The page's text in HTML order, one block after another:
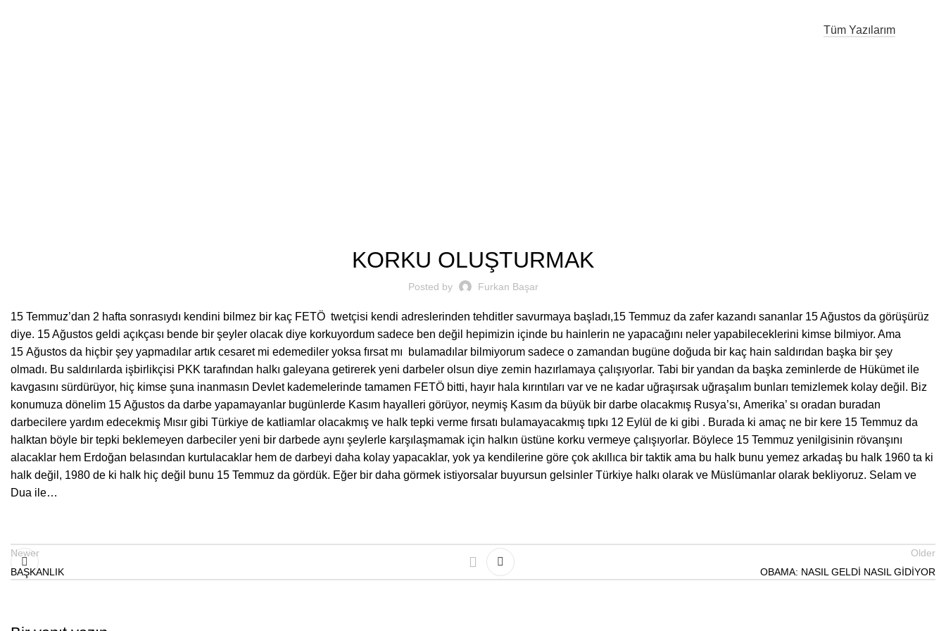
Tüm Yazılarım
KORKU OLUŞTURMAK
Posted by Furkan Başar
15 Temmuz’dan 2 hafta sonrasıydı kendini bilmez bir kaç FETÖ twetçisi kendi adreslerinden tehditler savurmaya başladı,15 Temmuz da zafer kazandı sananlar 15 Ağustos da görüşürüz
diye. 15 Ağustos geldi açıkçası bende bir şeyler olacak diye korkuyordum sadece ben değil hepimizin içinde bu hainlerin ne yapacağını neler yapabileceklerini kimse bilmiyor. Ama
15 Ağustos da hiçbir şey yapmadılar artık cesaret mi edemediler yoksa fırsat mı bulamadılar bilmiyorum sadece o zamandan bugüne doğuda bir kaç hain saldırıdan başka bir şey
olmadı. Bu saldırılarda işbirlikçisi PKK tarafından halkı galeyana getirerek yeni darbeler olsun diye zemin hazırlamaya çalışıyorlar. Tabi bir yandan da başka zeminlerde de Hükümet ile
kavgasını sürdürüyor, hiç kimse şuna inanmasın Devlet kademelerinde tamamen FETÖ bitti, hayır hala kırıntıları var ve ne kadar uğraşırsak uğraşalım bunları temizlemek kolay değil. Biz
konumuza dönelim 15 Ağustos da darbe yapamayanlar bugünlerde Kasım hayalleri görüyor, neymiş Kasım da büyük bir darbe olacakmış Rusya’sı, Amerika’ sı oradan buradan
darbecilere yardım edecekmiş Mısır gibi Türkiye de katliamlar olacakmış ve halk tepki verme fırsatı bulamayacakmış tıpkı 12 Eylül de ki gibi . Burada ki amaç ne bir kere 15 Temmuz da
halktan böyle bir tepki beklemeyen darbeciler yeni bir darbede aynı şeylerle karşılaşmamak için halkın üstüne korku vermeye çalışıyorlar. Böylece 15 Temmuz yenilgisinin rövanşını
alacaklar hem Erdoğan belasından kurtulacaklar hem de darbeyi daha kolay yapacaklar, yok ya kendilerine göre çok akıllıca bir taktik ama bu halk bunu yemez arkadaş bu halk 1960 ta ki
halk değil, 1980 de ki halk hiç değil bunu 15 Temmuz da gördük. Eğer bir daha görmek istiyorsalar buyursun gelsinler Türkiye halkı olarak ve Müslümanlar olarak bekliyoruz. Selam ve
Dua ile…
Newer
BAŞKANLIK
Older
OBAMA: NASIL GELDİ NASIL GİDİYOR